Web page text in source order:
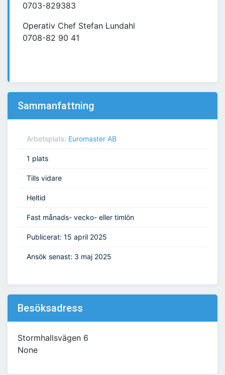
0703-829383
Operativ Chef Stefan Lundahl
0708-82 90 41
Sammanfattning
Arbetsplats: Euromaster AB
1 plats
Tills vidare
Heltid
Fast månads- vecko- eller timlön
Publicerat: 15 april 2025
Ansök senast: 3 maj 2025
Besöksadress
Stormhallsvägen 6
None